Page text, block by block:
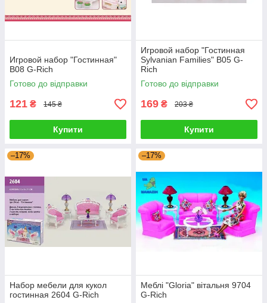
Игровой набор "Гостинная"
B08 G-Rich
Готово до відправки
121 ₴ 145 ₴
Купити
Игровой набор "Гостинная
Sylvanian Families" B05 G-
Rich
Готово до відправки
169 ₴ 203 ₴
Купити
–17%
Набор мебели для кукол
гостинная 2604 G-Rich
–17%
Меблі "Gloria" вітальня 9704
G-Rich